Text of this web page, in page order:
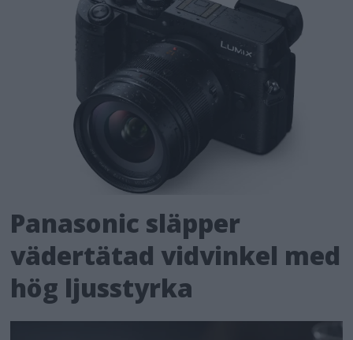
Panasonic släpper
vädertätad vidvinkel med
hög ljusstyrka